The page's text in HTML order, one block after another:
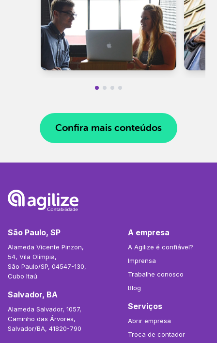
Confira mais conteúdos
São Paulo, SP
Alameda Vicente Pinzon,
54, Vila Olímpia,
São Paulo/SP, 04547-130,
Cubo Itaú
Salvador, BA
Alameda Salvador, 1057,
Caminho das Árvores,
Salvador/BA, 41820-790
A empresa
A Agilize é confiável?
Imprensa
Trabalhe conosco
Blog
Serviços
Abrir empresa
Troca de contador